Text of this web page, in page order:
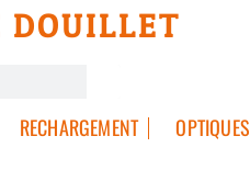
DOUILLET
RECHARGEMENT OPTIQUES